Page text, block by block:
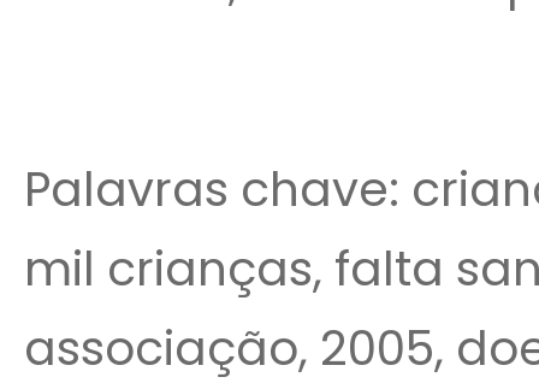
Palavras chave:
mil crianças, falta
associação, 2005,